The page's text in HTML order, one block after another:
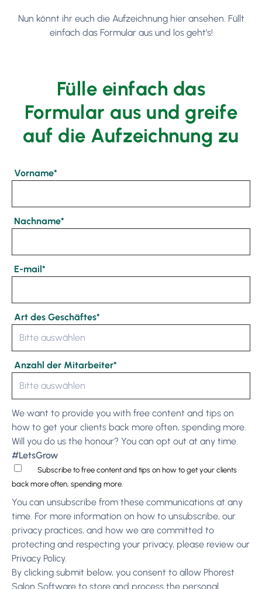
Nun könnt ihr euch die Aufzeichnung hier ansehen. Füllt
einfach das Formular aus und los geht’s!
Fülle einfach das
Formular aus und greife
auf die Aufzeichnung zu
Vorname*
Nachname*
E-mail*
Art des Geschäftes*
Anzahl der Mitarbeiter*
We want to provide you with free content and tips on
how to get your clients back more often, spending more.
Will you do us the honour? You can opt out at any time.
#LetsGrow
Subscribe to free content and tips on how to get your clients
back more often, spending more.
You can unsubscribe from these communications at any
time. For more information on how to unsubscribe, our
privacy practices, and how we are committed to
protecting and respecting your privacy, please review our
Privacy Policy.
By clicking submit below, you consent to allow Phorest
Salon Software to store and process the personal